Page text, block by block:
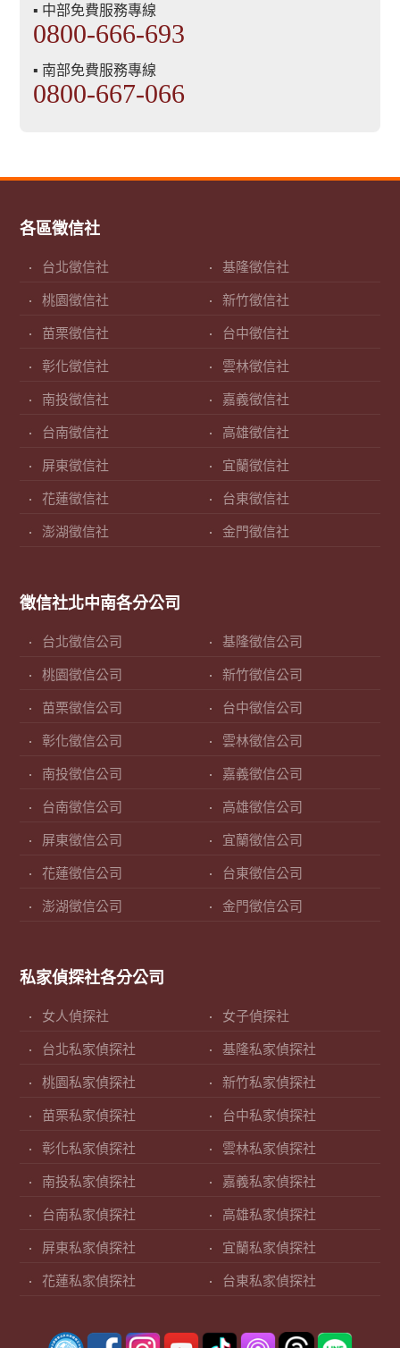
▪ 中部免費服務專線
0800-666-693
▪ 南部免費服務專線
0800-667-066
各區徵信社
台北徵信社 基隆徵信社
桃園徵信社 新竹徵信社
苗栗徵信社 台中徵信社
彰化徵信社 雲林徵信社
南投徵信社 嘉義徵信社
台南徵信社 高雄徵信社
屏東徵信社 宜蘭徵信社
花蓮徵信社 台東徵信社
澎湖徵信社 金門徵信社
徵信社北中南各分公司
台北徵信公司 基隆徵信公司
桃園徵信公司 新竹徵信公司
苗栗徵信公司 台中徵信公司
彰化徵信公司 雲林徵信公司
南投徵信公司 嘉義徵信公司
台南徵信公司 高雄徵信公司
屏東徵信公司 宜蘭徵信公司
花蓮徵信公司 台東徵信公司
澎湖徵信公司 金門徵信公司
私家偵探社各分公司
女人偵探社 女子偵探社
台北私家偵探社 基隆私家偵探社
桃園私家偵探社 新竹私家偵探社
苗栗私家偵探社 台中私家偵探社
彰化私家偵探社 雲林私家偵探社
南投私家偵探社 嘉義私家偵探社
台南私家偵探社 高雄私家偵探社
屏東私家偵探社 宜蘭私家偵探社
花蓮私家偵探社 台東私家偵探社